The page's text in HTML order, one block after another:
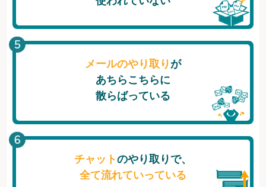
メールのやり取り が
あちらこちらに
散らばっている
チャットのやり取りで、
全て流れていっている